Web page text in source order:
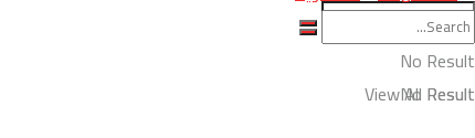
No Result
No Result
View All Result